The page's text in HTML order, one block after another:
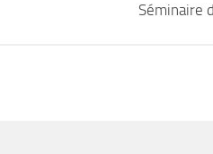
Séminaire